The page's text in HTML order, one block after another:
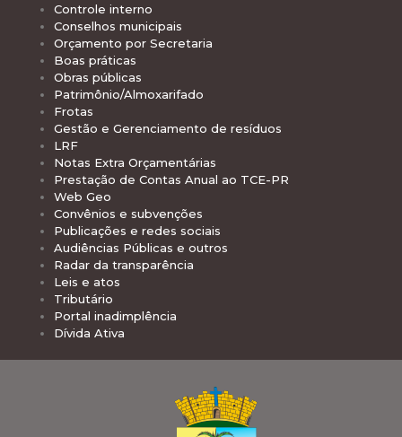
Controle interno
Conselhos municipais
Orçamento por Secretaria
Boas práticas
Obras públicas
Patrimônio/Almoxarifado
Frotas
Gestão e Gerenciamento de resíduos
LRF
Notas Extra Orçamentárias
Prestação de Contas Anual ao TCE-PR
Web Geo
Convênios e subvenções
Publicações e redes sociais
Audiências Públicas e outros
Radar da transparência
Leis e atos
Tributário
Portal inadimplência
Dívida Ativa